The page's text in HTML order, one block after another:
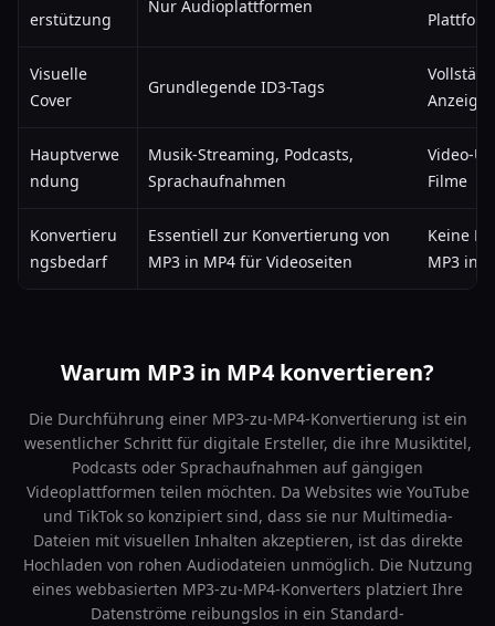
erstützung
Nur Audioplattformen
Visuelle
Cover
Grundlegende ID3-Tags
Anzeige
Hauptverwe
ndung
Musik-Streaming, Podcasts,
Sprachaufnahmen
Video-
Filme
Konvertieru
ngsbedarf
Essentiell zur Konvertierung von
MP3 in MP4 für Videoseiten
Keine
MP3 in
Warum MP3 in MP4 konvertieren?
Die Durchführung einer MP3-zu-MP4-Konvertierung ist ein
wesentlicher Schritt für digitale Ersteller, die ihre Musiktitel,
Podcasts oder Sprachaufnahmen auf gängigen
Videoplattformen teilen möchten. Da Websites wie YouTube
und TikTok so konzipiert sind, dass sie nur Multimedia-
Dateien mit visuellen Inhalten akzeptieren, ist das direkte
Hochladen von rohen Audiodateien unmöglich. Die Nutzung
eines webbasierten MP3-zu-MP4-Konverters platziert Ihre
Datenströme reibungslos in ein Standard-